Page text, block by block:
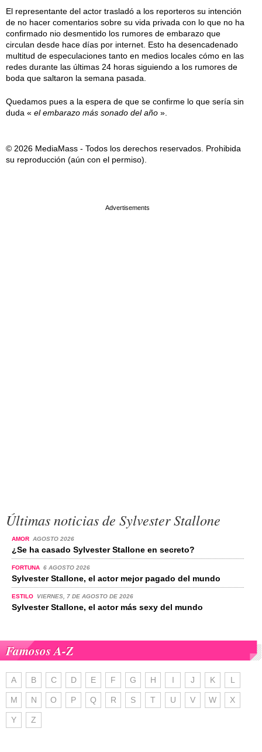
El representante del actor trasladó a los reporteros su intención
de no hacer comentarios sobre su vida privada con lo que no ha
confirmado nio desmentido los rumores de embarazo que
circulan desde hace días por internet. Esto ha desencadenado
multitud de especulaciones tanto en medios locales cómo en las
redes durante las últimas 24 horas siguiendo a los rumores de
boda que saltaron la semana pasada.
Quedamos pues a la espera de que se confirme lo que sería sin
duda « el embarazo más sonado del año ».
© 2026 MediaMass - Todos los derechos reservados. Prohibida
su reproducción (aún con el permiso).
Últimas noticias de Sylvester Stallone
AMOR AGOSTO 2026
¿Se ha casado Sylvester Stallone en secreto?
FORTUNA 6 AGOSTO 2026
Sylvester Stallone, el actor mejor pagado del mundo
ESTILO VIERNES, 7 DE AGOSTO DE 2026
Sylvester Stallone, el actor más sexy del mundo
Famosos A-Z
A B C D E F G H I J K L
M N O P Q R S T U V W X
Y Z